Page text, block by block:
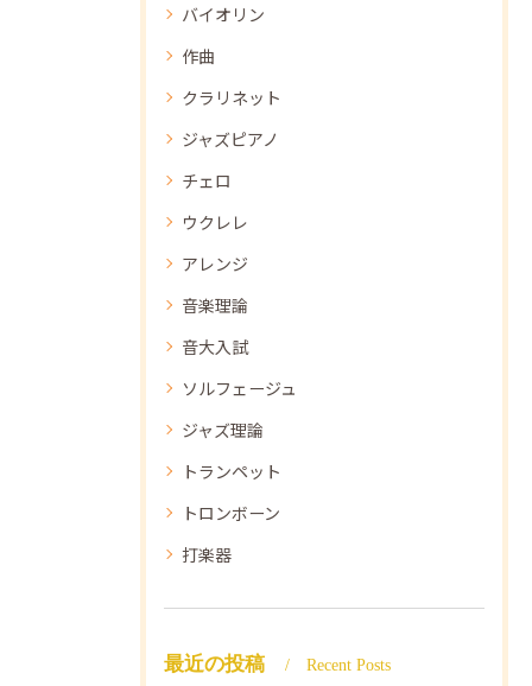
バイオリン
作曲
クラリネット
ジャズピアノ
チェロ
ウクレレ
アレンジ
音楽理論
音大入試
ソルフェージュ
ジャズ理論
トランペット
トロンボーン
打楽器
最近の投稿 Recent Posts